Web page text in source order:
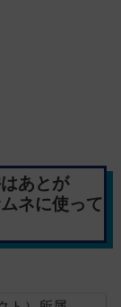
あとが
ネに使って